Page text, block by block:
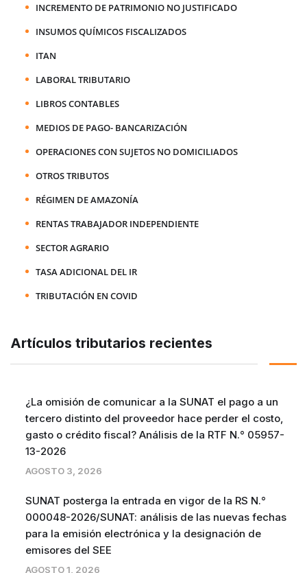
INCREMENTO DE PATRIMONIO NO JUSTIFICADO
INSUMOS QUÍMICOS FISCALIZADOS
ITAN
LABORAL TRIBUTARIO
LIBROS CONTABLES
MEDIOS DE PAGO- BANCARIZACIÓN
OPERACIONES CON SUJETOS NO DOMICILIADOS
OTROS TRIBUTOS
RÉGIMEN DE AMAZONÍA
RENTAS TRABAJADOR INDEPENDIENTE
SECTOR AGRARIO
TASA ADICIONAL DEL IR
TRIBUTACIÓN EN COVID
Artículos tributarios recientes
¿La omisión de comunicar a la SUNAT el pago a un
tercero distinto del proveedor hace perder el costo,
gasto o crédito fiscal? Análisis de la RTF N.° 05957-
13-2026
AGOSTO 3, 2026
SUNAT posterga la entrada en vigor de la RS N.°
000048-2026/SUNAT: análisis de las nuevas fechas
para la emisión electrónica y la designación de
emisores del SEE
AGOSTO 1, 2026